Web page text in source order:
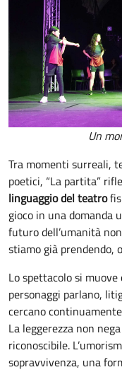
Un
Tra momenti surreali,
poetici, “La partita”
linguaggio del teatro
gioco in una domanda
futuro dell’umanità
stiamo già prendendo,
Lo spettacolo si
personaggi parlano,
cercano
La leggerezza non
riconoscibile.
sopravvivenza, una